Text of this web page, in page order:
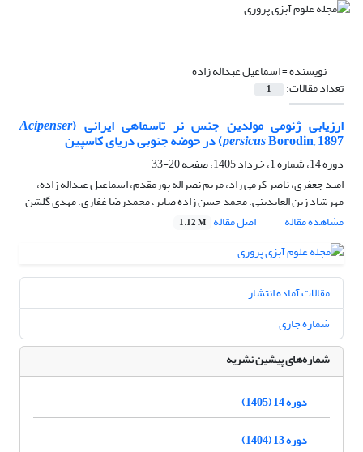
نویسنده =اسماعیل عبداله زاده
تعداد مقالات: 1
ارزیابی ژنومی مولدین جنس نر تاسماهی ایرانی (Acipenser
persicusBorodin, 1897 ) در حوضه جنوبی دریای کاسپین
دوره 14، شماره 1، خرداد 1405، صفحه
20-33
امید جعفری، ناصر کرمی راد، مریم نصراله پورمقدم، اسماعیل عبداله زاده،
مهرشاد زین العابدینی، محمد حسن زاده صابر، محمدرضا غفاری، مهدی گلشن
مشاهده مقاله
اصل مقاله 1.12 M
مقالات آماده انتشار
شماره جاری
شماره‌های پیشین نشریه
دوره 14 (1405)
دوره 13 (1404)